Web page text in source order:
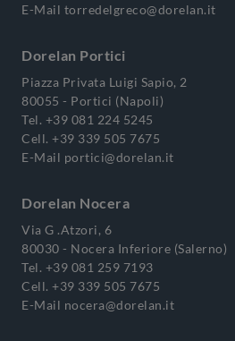
E-Mail torredelgreco@dorelan.it
Dorelan Portici
Piazza Privata Luigi Sapio, 2
80055 - Portici (Napoli)
Tel. +39 081 224 5245
Cell. +39 339 505 7675
E-Mail portici@dorelan.it
Dorelan Nocera
Via G .Atzori, 6
80030 - Nocera Inferiore (Salerno)
Tel. +39 081 259 7193
Cell. +39 339 505 7675
E-Mail nocera@dorelan.it